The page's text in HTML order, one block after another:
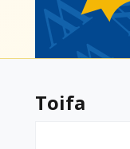
Toifa